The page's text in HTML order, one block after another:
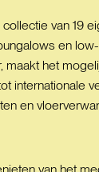
van
en
het
en